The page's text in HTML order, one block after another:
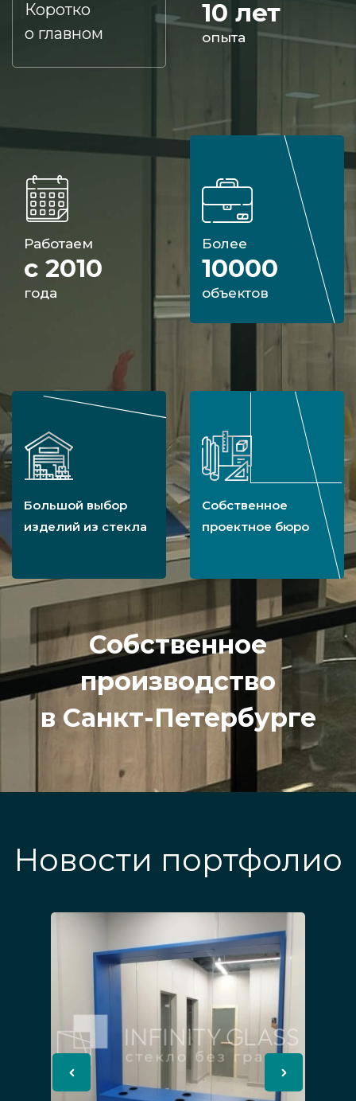
Коротко
о главном
10 лет
опыта
Работаем
с 2010
года
Более
10000
объектов
Большой выбор
изделий из стекла
Собственное
проектное бюро
Собственное
производство
в Санкт-Петербурге
Новости портфолио